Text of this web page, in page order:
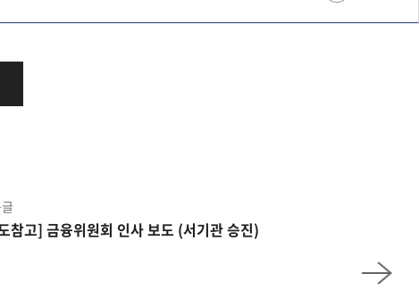
참고] 금융위원회 인사 보도 (서기관 승진)